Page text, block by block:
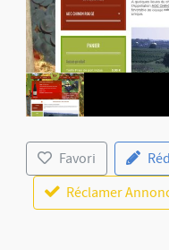
Favori
Réclamer